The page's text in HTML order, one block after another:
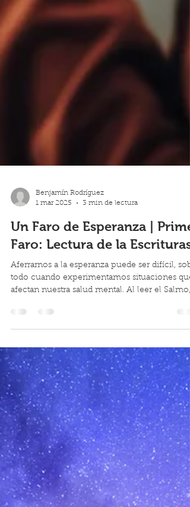
1 mar 2025
Un Faro de Esperanza |
Faro: Lectura de la Escrituras
Aferrarnos a la esperanza puede ser difícil,
todo cuando experimentamos situaciones que
afectan nuestra salud mental. Al leer el Salmo,
vemos cómo el autor experimentaba
persecución injusta.